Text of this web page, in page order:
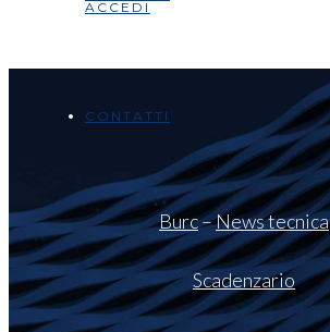
ACCEDI
CONTATTI
Burc–News tecnica
Scadenzario